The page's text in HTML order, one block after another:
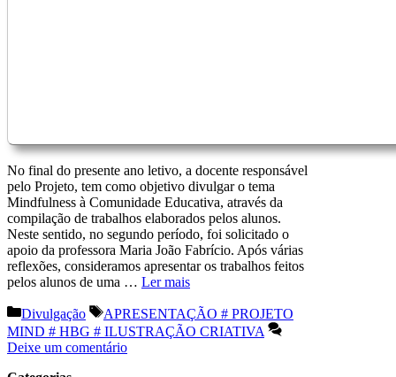
No final do presente ano letivo, a docente responsável
pelo Projeto, tem como objetivo divulgar o tema
Mindfulness à Comunidade Educativa, através da
compilação de trabalhos elaborados pelos alunos.
Neste sentido, no segundo período, foi solicitado o
apoio da professora Maria João Fabrício. Após várias
reflexões, consideramos apresentar os trabalhos feitos
pelos alunos de uma … Ler mais
Categorias
Divulgação Etiquetas
APRESENTAÇÃO # PROJETO
MIND # HBG # ILUSTRAÇÃO CRIATIVA
Deixe um comentário